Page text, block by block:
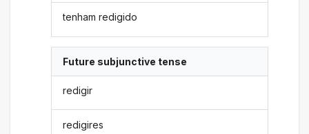
tenham redigido
Future subjunctive tense
redigir
redigires